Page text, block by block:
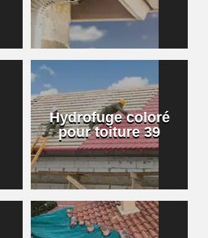
Hydrofuge coloré
pour toiture 39